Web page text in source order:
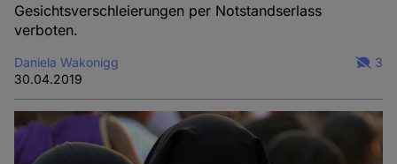
Gesichtsverschleierungen per Notstandserlass
verboten.
Daniela Wakonigg
30.04.2019
3